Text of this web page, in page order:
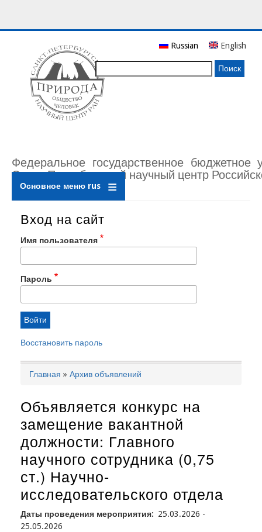
основному
содержанию
Федеральное государственное бюджетное
Санкт-Петербургский научный центр
Russian English
Основное меню rus
Вход на сайт
Имя пользователя
Пароль
Восстановить пароль
Строка
навигации
Главная Архив объявлений
Объявляется конкурс на
замещение вакантной
должности: Главного
научного сотрудника (0,75
ст.) Научно-
исследовательского отдела
Даты проведения мероприятия 25.03.2026 -
25.05.2026